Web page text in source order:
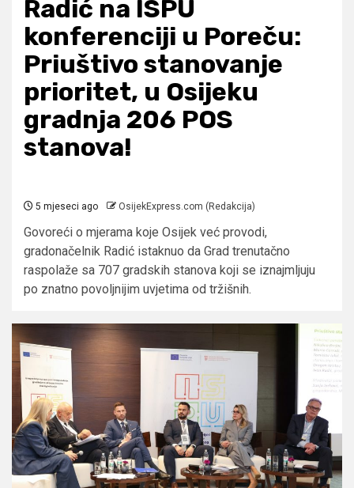
Radić na ISPU
konferenciji u Poreču:
Priuštivo stanovanje
prioritet, u Osijeku
gradnja 206 POS
stanova!
5 mjeseci ago OsijekExpress.com (Redakcija)
Govoreći o mjerama koje Osijek već provodi,
gradonačelnik Radić istaknuo da Grad trenutačno
raspolaže sa 707 gradskih stanova koji se iznajmljuju
po znatno povoljnijim uvjetima od tržišnih.